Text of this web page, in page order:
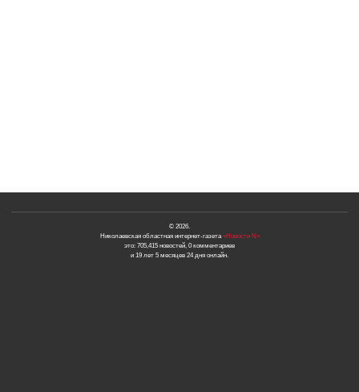
© 2026.
Николаевская областная интернет-газета«Новости N»
это: 705,415 новостей, 0 комментариев
и 19 лет 5 месяцев 24 дня онлайн.